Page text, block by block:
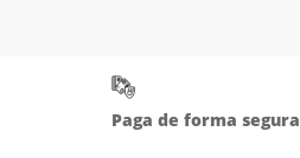
Paga de forma segura